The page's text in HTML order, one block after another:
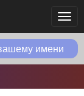
имени